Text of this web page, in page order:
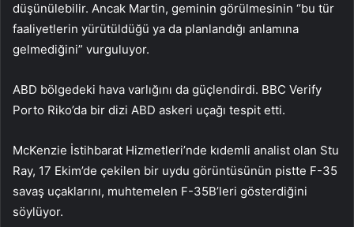
düşünülebilir. Ancak Martin, geminin görülmesinin “bu tür
faaliyetlerin yürütüldüğü ya da planlandığı anlamına
gelmediğini” vurguluyor.
ABD bölgedeki hava varlığını da güçlendirdi. BBC Verify
Porto Riko’da bir dizi ABD askeri uçağı tespit etti.
McKenzie İstihbarat Hizmetleri’nde kıdemli analist olan Stu
Ray, 17 Ekim’de çekilen bir uydu görüntüsünün pistte F-35
savaş uçaklarını, muhtemelen F-35B’leri gösterdiğini
söylüyor.